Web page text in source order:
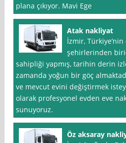
plana çıkıyor. Mavi Ege
Atak nakliyat
İzmir,
şehirlerinden
sahipliği yapmış, tarihin derin
zamanda yoğun bir göç
ve mevcut evini değiştirmek
olarak profesyonel evden eve
sunuyoruz.
Öz aksaray